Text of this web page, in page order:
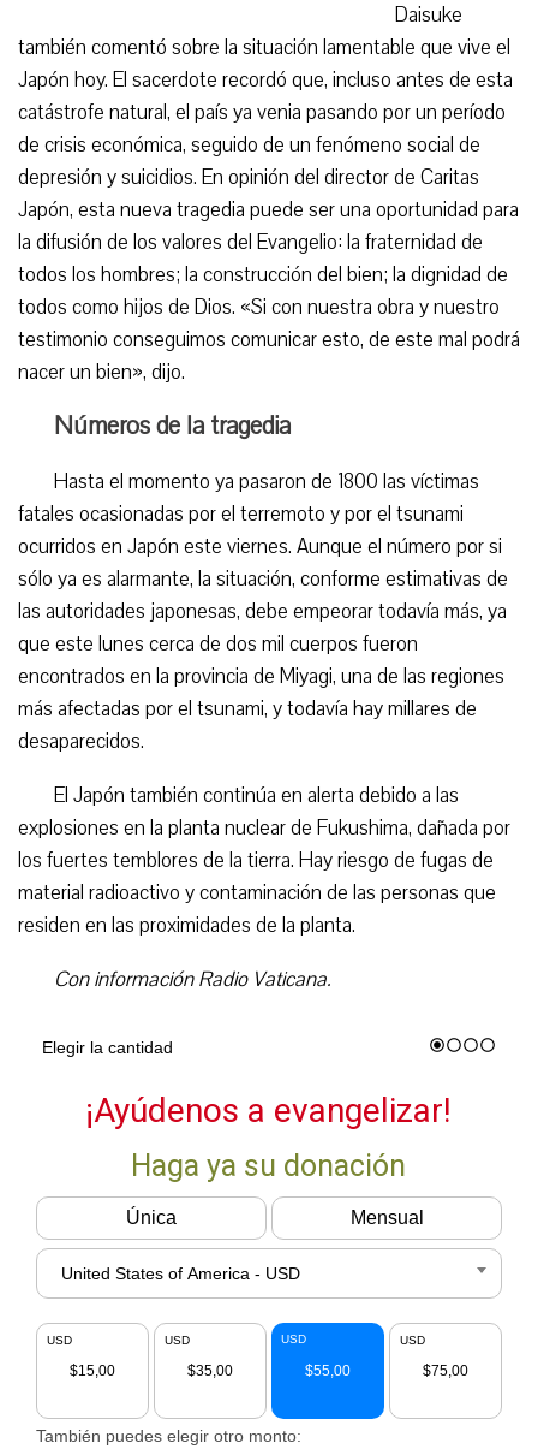
Daisuke
también comentó sobre la situación lamentable que vive el
Japón hoy. El sacerdote recordó que, incluso antes de esta
catástrofe natural, el país ya venia pasando por un período
de crisis económica, seguido de un fenómeno social de
depresión y suicidios. En opinión del director de Caritas
Japón, esta nueva tragedia puede ser una oportunidad para
la difusión de los valores del Evangelio: la fraternidad de
todos los hombres; la construcción del bien; la dignidad de
todos como hijos de Dios. «Si con nuestra obra y nuestro
testimonio conseguimos comunicar esto, de este mal podrá
nacer un bien», dijo.
Números de la tragedia
Hasta el momento ya pasaron de 1800 las víctimas
fatales ocasionadas por el terremoto y por el tsunami
ocurridos en Japón este viernes. Aunque el número por si
sólo ya es alarmante, la situación, conforme estimativas de
las autoridades japonesas, debe empeorar todavía más, ya
que este lunes cerca de dos mil cuerpos fueron
encontrados en la provincia de Miyagi, una de las regiones
más afectadas por el tsunami, y todavía hay millares de
desaparecidos.
El Japón también continúa en alerta debido a las
explosiones en la planta nuclear de Fukushima, dañada por
los fuertes temblores de la tierra. Hay riesgo de fugas de
material radioactivo y contaminación de las personas que
residen en las proximidades de la planta.
Con información Radio Vaticana.